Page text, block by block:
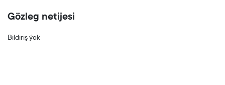
Gözleg netijesi
Bildiriş ýok